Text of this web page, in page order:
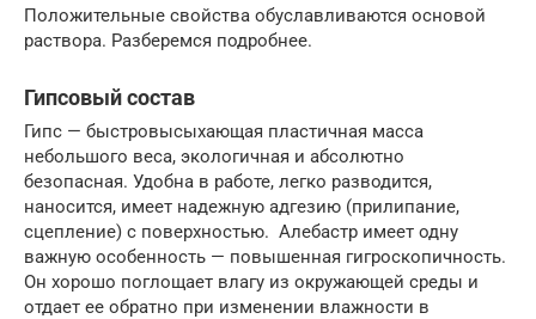
Положительные свойства обуславливаются основой
раствора. Разберемся подробнее.
Гипсовый состав
Гипс — быстровысыхающая пластичная масса
небольшого веса, экологичная и абсолютно
безопасная. Удобна в работе, легко разводится,
наносится, имеет надежную адгезию (прилипание,
сцепление) с поверхностью. Алебастр имеет одну
важную особенность — повышенная гигроскопичность.
Он хорошо поглощает влагу из окружающей среды и
отдает ее обратно при изменении влажности в